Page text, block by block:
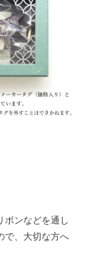
ボンなどを通し
で、大切な方へ